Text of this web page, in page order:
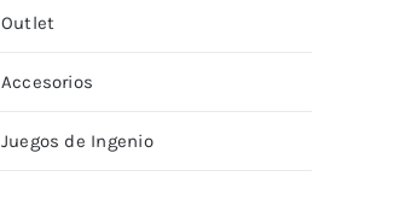
Outlet
Accesorios
Juegos de Ingenio